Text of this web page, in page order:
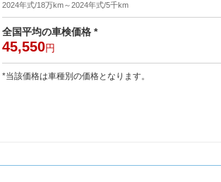
2024年式/18万km～2024年式/5千km
全国平均の車検価格 *
45,550円
*当該価格は車種別の価格となります。